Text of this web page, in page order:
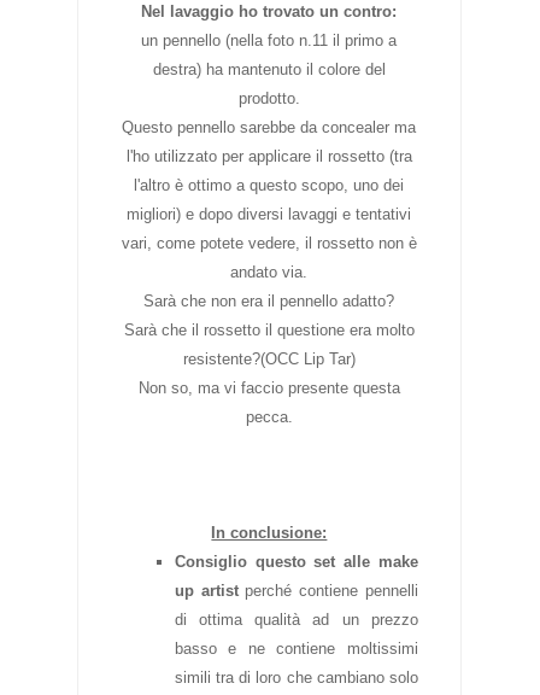
Nel lavaggio ho trovato un contro:
un pennello (nella foto n.11 il primo a
destra) ha mantenuto il colore del
prodotto.
Questo pennello sarebbe da concealer ma
l'ho utilizzato per applicare il rossetto (tra
l'altro è ottimo a questo scopo, uno dei
migliori) e dopo diversi lavaggi e tentativi
vari, come potete vedere, il rossetto non è
andato via.
Sarà che non era il pennello adatto?
Sarà che il rossetto il questione era molto
resistente?(OCC Lip Tar)
Non so, ma vi faccio presente questa
pecca.
In conclusione:
Consiglio questo set alle make
up artist perché contiene pennelli
di ottima qualità ad un prezzo
basso e ne contiene moltissimi
simili tra di loro che cambiano solo